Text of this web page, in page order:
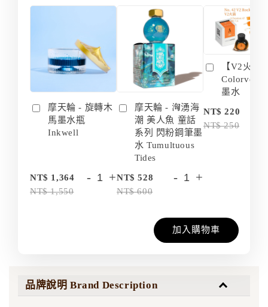
摩天輪 - 旋轉木
馬墨水瓶
Inkwell
NT$ 1,364
NT$ 1,550
- +
摩天輪 - 洶湧海
潮 美人魚 童話
系列 閃粉鋼筆墨
水 Tumultuous
Tides
NT$ 528
NT$ 600
- +
【V2火箭
Colorverse
墨水
NT$ 220
NT$ 250
加入購物車
品牌說明 Brand Description